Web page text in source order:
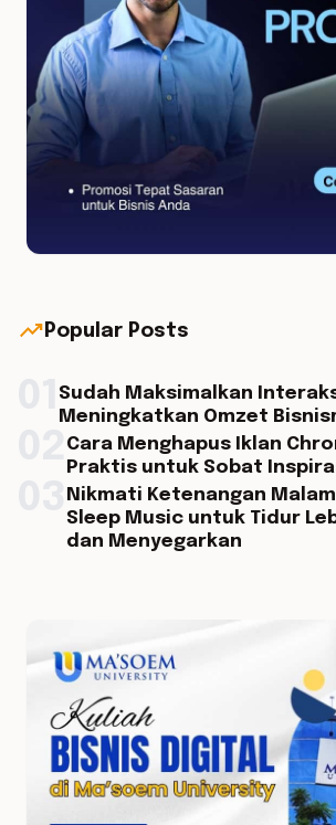
trending_up Popular Posts
Sudah Maksimalkan
Meningkatkan Omzet
Cara Menghapus Iklan
Praktis untuk Sobat
Nikmati Ketenangan
Sleep Music untuk Tidur
dan Menyegarkan